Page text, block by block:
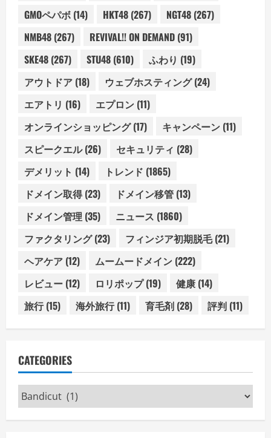
GMOペパボ (14) HKT48 (267) NGT48 (267)
NMB48 (267) REVIVAL!! ON DEMAND (91)
SKE48 (267) STU48 (610) ふわり (19)
アウトドア (18) ウェブホスティング(24)
エアトリ (16) エプロン (11)
オンラインショッピング(17) キャンペーン (11)
スピークエル(26) セキュリティ (28)
デメリット (14) トレンド (1865)
ドメイン取得(23) ドメイン移管 (13)
ドメイン管理 (35) ニュース (1860)
ファクタリング(23) フィンジア初期脱毛(21)
ヘアケア (12) ムームードメイン (222)
レビュー (12) ロリポップ(19) 健康 (14)
旅行(15) 海外旅行(11) 育毛剤 (28) 評判 (11)
CATEGORIES
Categories